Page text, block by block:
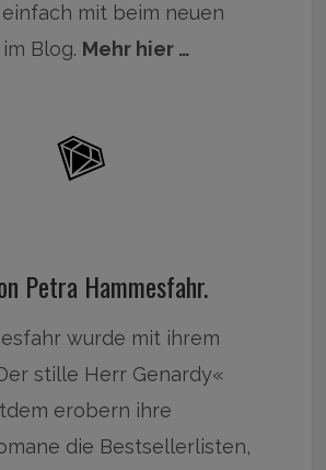
mit beim neuen
Blog. Mehr hier …
Petra Hammesfahr.
wurde mit ihrem
stille Herr Genardy«
erobern ihre
die Bestsellerlisten,